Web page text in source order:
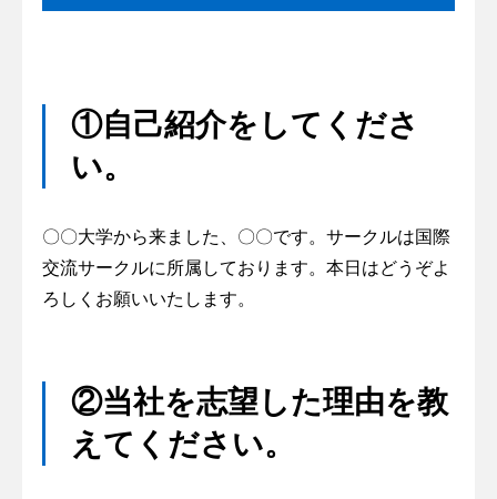
①自己紹介をしてくださ
い。
〇〇大学から来ました、〇〇です。サークルは国際
交流サークルに所属しております。本日はどうぞよ
ろしくお願いいたします。
②当社を志望した理由を教
えてください。